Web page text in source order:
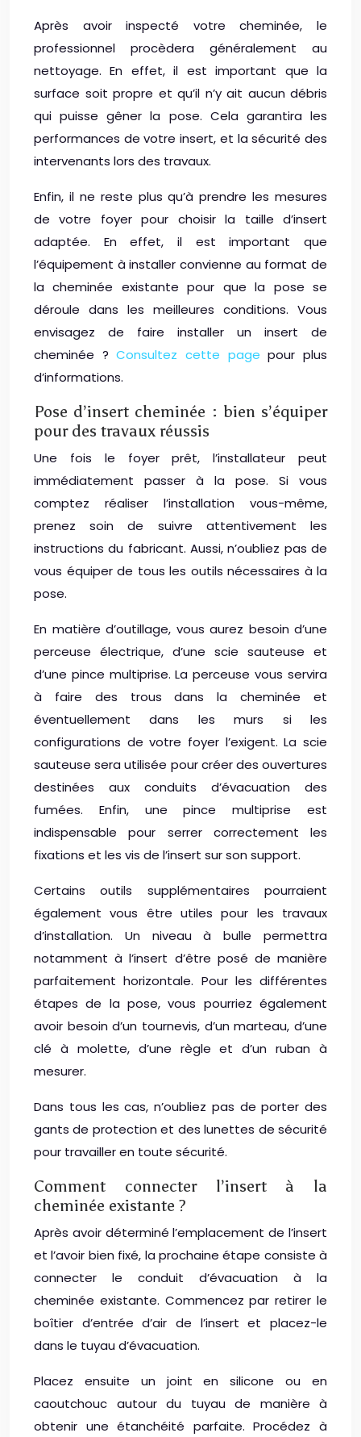
Après avoir inspecté votre cheminée, le
professionnel procèdera généralement au
nettoyage. En effet, il est important que la
surface soit propre et qu’il n’y ait aucun débris
qui puisse gêner la pose. Cela garantira les
performances de votre insert, et la sécurité des
intervenants lors des travaux.
Enfin, il ne reste plus qu’à prendre les mesures
de votre foyer pour choisir la taille d’insert
adaptée. En effet, il est important que
l’équipement à installer convienne au format de
la cheminée existante pour que la pose se
déroule dans les meilleures conditions. Vous
envisagez de faire installer un insert de
cheminée ?Consultez cette page pour plus
d’informations.
Pose d’insert cheminée : bien s’équiper
pour des travaux réussis
Une fois le foyer prêt, l’installateur peut
immédiatement passer à la pose. Si vous
comptez réaliser l’installation vous-même,
prenez soin de suivre attentivement les
instructions du fabricant. Aussi, n’oubliez pas de
vous équiper de tous les outils nécessaires à la
pose.
En matière d’outillage, vous aurez besoin d’une
perceuse électrique, d’une scie sauteuse et
d’une pince multiprise. La perceuse vous servira
à faire des trous dans la cheminée et
éventuellement dans les murs si les
configurations de votre foyer l’exigent. La scie
sauteuse sera utilisée pour créer des ouvertures
destinées aux conduits d’évacuation des
fumées. Enfin, une pince multiprise est
indispensable pour serrer correctement les
fixations et les vis de l’insert sur son support.
Certains outils supplémentaires pourraient
également vous être utiles pour les travaux
d’installation. Un niveau à bulle permettra
notamment à l’insert d’être posé de manière
parfaitement horizontale. Pour les différentes
étapes de la pose, vous pourriez également
avoir besoin d’un tournevis, d’un marteau, d’une
clé à molette, d’une règle et d’un ruban à
mesurer.
Dans tous les cas, n’oubliez pas de porter des
gants de protection et des lunettes de sécurité
pour travailler en toute sécurité.
Comment connecter l’insert à la
cheminée existante ?
Après avoir déterminé l’emplacement de l’insert
et l’avoir bien fixé, la prochaine étape consiste à
connecter le conduit d’évacuation à la
cheminée existante. Commencez par retirer le
boîtier d’entrée d’air de l’insert et placez-le
dans le tuyau d’évacuation.
Placez ensuite un joint en silicone ou en
caoutchouc autour du tuyau de manière à
obtenir une étanchéité parfaite. Procédez à